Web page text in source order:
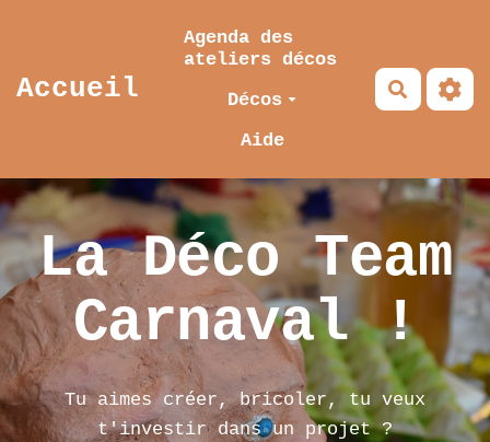
Aller au contenu principal
Accueil
Agenda des
ateliers décos
Décos
Aide
La Déco Team
Carnaval !
Tu aimes créer, bricoler, tu veux
t'investir dans un projet ?